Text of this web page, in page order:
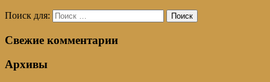
Поиск для: Поиск
Свежие комментарии
Архивы